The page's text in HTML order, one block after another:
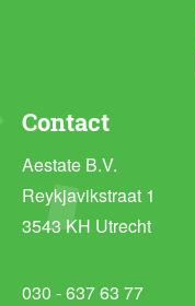
Contact
Aestate B.V.
Reykjavikstraat 1
3543 KH Utrecht
030 - 637 63 77